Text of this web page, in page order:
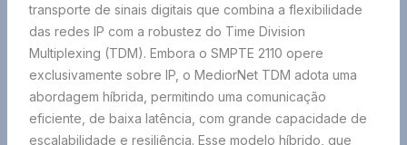
transporte de sinais digitais que combina a flexibilidade
das redes IP com a robustez do Time Division
Multiplexing (TDM). Embora o SMPTE 2110 opere
exclusivamente sobre IP, o MediorNet TDM adota uma
abordagem híbrida, permitindo uma comunicação
eficiente, de baixa latência, com grande capacidade de
escalabilidade e resiliência. Esse modelo híbrido, que